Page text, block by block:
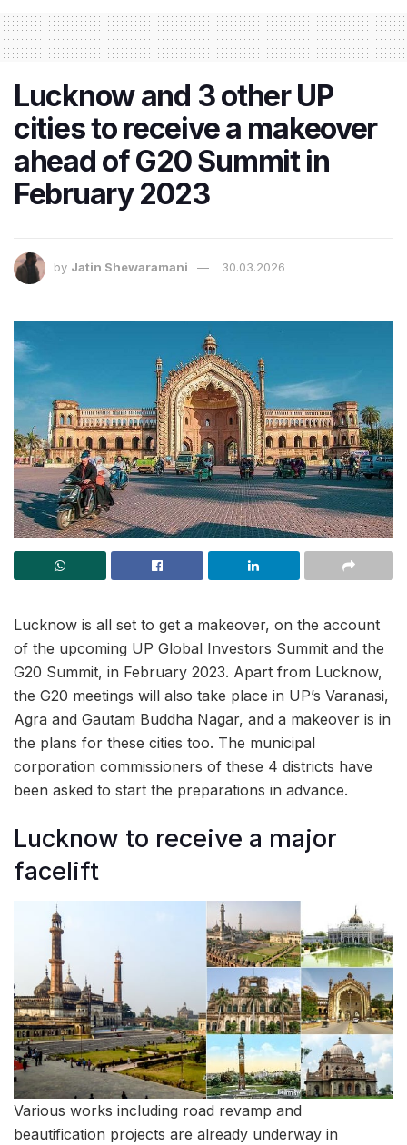
Lucknow and 3 other UP
cities to receive a makeover
ahead of G20 Summit in
February 2023
by Jatin Shewaramani 30.03.2026
Lucknow is all set to get a makeover, on the account
of the upcoming UP Global Investors Summit and the
G20 Summit, in February 2023. Apart from Lucknow,
the G20 meetings will also take place in UP’s Varanasi,
Agra and Gautam Buddha Nagar, and a makeover is in
the plans for these cities too. The municipal
corporation commissioners of these 4 districts have
been asked to start the preparations in advance.
Lucknow to receive a major
facelift
Various works including road revamp and
beautification projects are already underway in